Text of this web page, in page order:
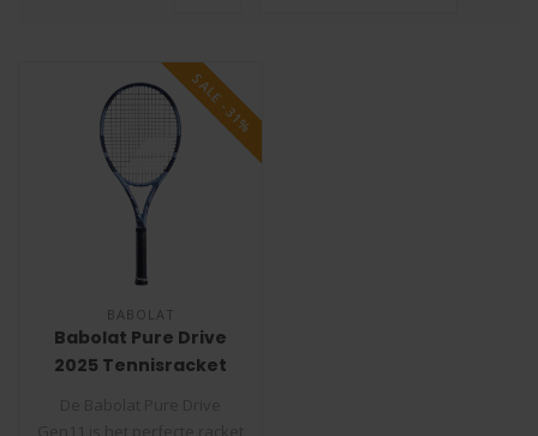
SALE -31%
BABOLAT
Babolat Pure Drive
2025 Tennisracket